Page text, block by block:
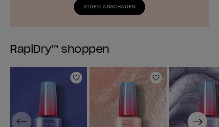
VIDEO ANSCHAUEN
RapiDry™ shoppen
Zur Wunschliste hinzufügen
Zur
Previous Next